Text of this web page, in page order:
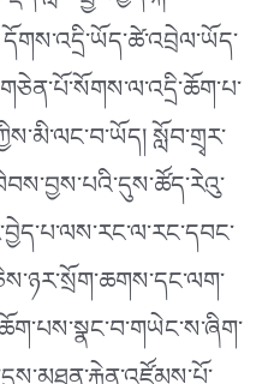
སློབ་གྲྭར་